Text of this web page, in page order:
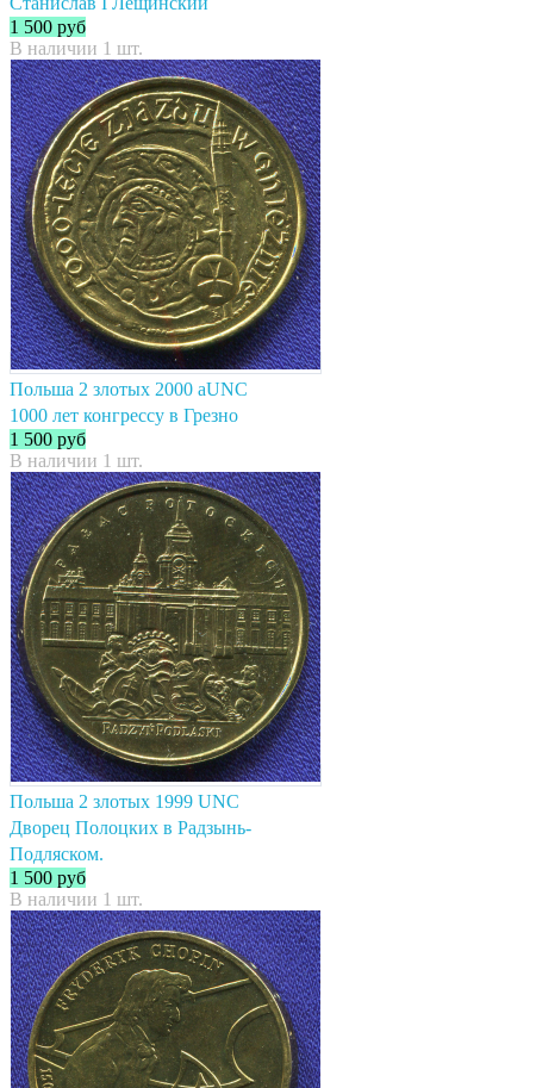
1 500 руб
В наличии 1 шт.
Польша 2 злотых 2000 aUNC
1000 лет конгрессу в Грезно
1 500 руб
В наличии 1 шт.
Польша 2 злотых 1999 UNC
Дворец Полоцких в Радзынь-
Подляском.
1 500 руб
В наличии 1 шт.